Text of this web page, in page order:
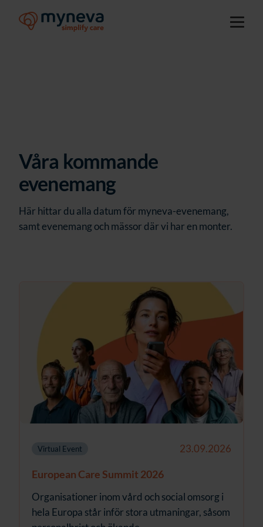
Våra kommande
evenemang
Här hittar du alla datum för myneva-evenemang,
samt evenemang och mässor där vi har en monter.
Virtual Event 23.09.2026
European Care Summit 2026
Organisationer inom vård och social omsorg i
hela Europa står inför stora utmaningar, såsom